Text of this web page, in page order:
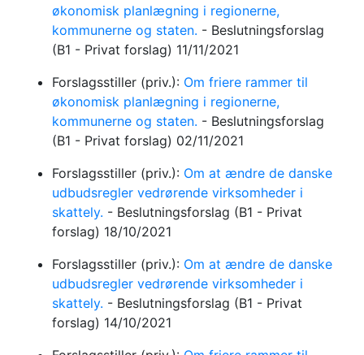
økonomisk planlægning i regionerne,
kommunerne og staten. - Beslutningsforslag
(B1 - Privat forslag) 11/11/2021
Forslagsstiller (priv.): Om friere rammer til
økonomisk planlægning i regionerne,
kommunerne og staten. - Beslutningsforslag
(B1 - Privat forslag) 02/11/2021
Forslagsstiller (priv.): Om at ændre de danske
udbudsregler vedrørende virksomheder i
skattely. - Beslutningsforslag (B1 - Privat
forslag) 18/10/2021
Forslagsstiller (priv.): Om at ændre de danske
udbudsregler vedrørende virksomheder i
skattely. - Beslutningsforslag (B1 - Privat
forslag) 14/10/2021